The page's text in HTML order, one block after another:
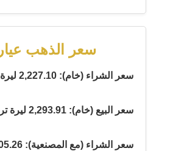
سعر الذهب عيار 18
سعر الشراء (خام): 2,227.10 ليرة تركية
سعر البيع (خام): 2,293.91 ليرة تركية
سعر الشراء (مع المصنعية): 2,405.26 ليرة تركية